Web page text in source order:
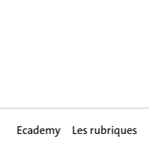
Ecademy Les rubriques